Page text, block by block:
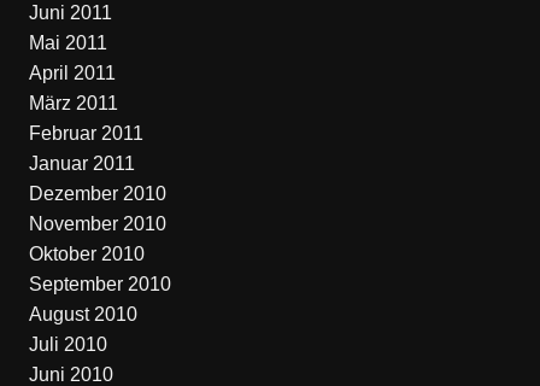
Juni 2011
Mai 2011
April 2011
März 2011
Februar 2011
Januar 2011
Dezember 2010
November 2010
Oktober 2010
September 2010
August 2010
Juli 2010
Juni 2010